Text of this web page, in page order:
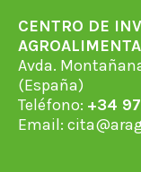
CENTRO DE
Avda.
(España)
Teléfono: +34
Email: